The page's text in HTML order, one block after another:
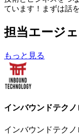
ています！まずは話
担当エージ
もっと見る
インバウンドテク
インバウンドテク